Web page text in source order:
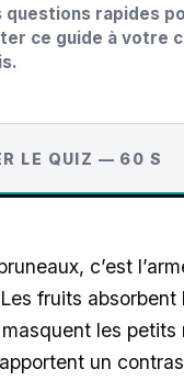
questions rapides
ce guide à votre
LE QUIZ — 60 S
c’est
fruits absorbent
les petits
un